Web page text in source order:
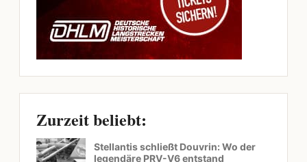
Zurzeit beliebt:
Stellantis schließt Douvrin: Wo der
legendäre PRV-V6 entstand